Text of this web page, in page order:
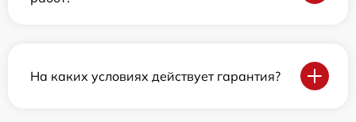
На каких условиях действует гарантия?